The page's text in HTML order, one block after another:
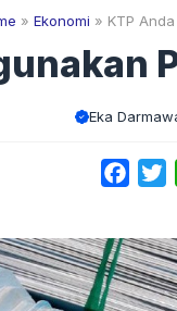
» Ekonomi » KTP
Eka